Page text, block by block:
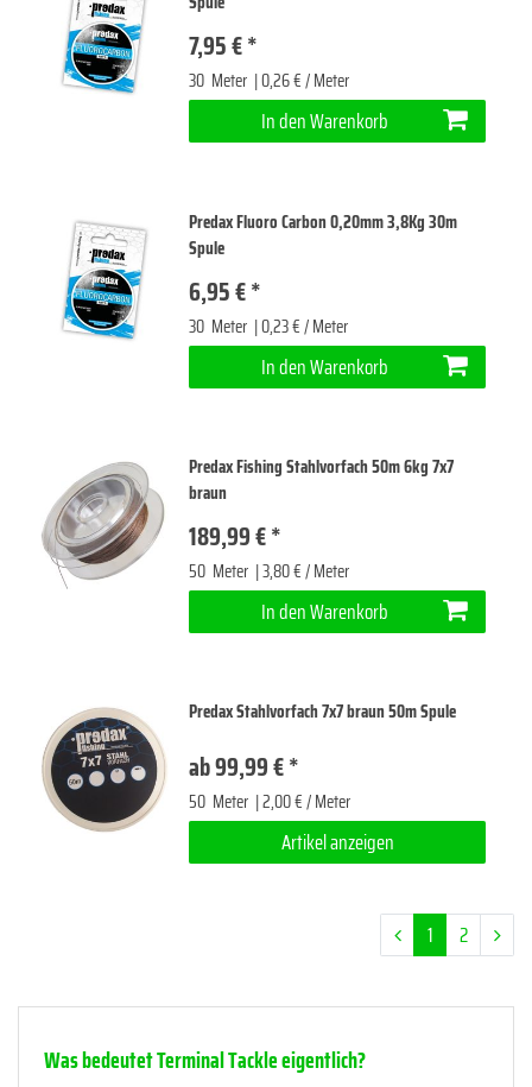
7,95 € *
30 Meter | 0,26 € / Meter
In den Warenkorb
Predax Fluoro Carbon 0,20mm 3,8Kg 30m
Spule
6,95 € *
30 Meter | 0,23 € / Meter
In den Warenkorb
Predax Fishing Stahlvorfach 50m 6kg 7x7
braun
189,99 € *
50 Meter | 3,80 € / Meter
In den Warenkorb
Predax Stahlvorfach 7x7 braun 50m Spule
ab 99,99 € *
50 Meter | 2,00 € / Meter
Artikel anzeigen
1 2
Was bedeutet Terminal Tackle eigentlich?